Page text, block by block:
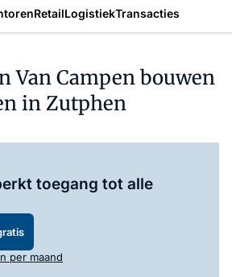
RetailLogistiekTransacties
Van Campen bouwen
in Zutphen
toegang tot alle
per maand